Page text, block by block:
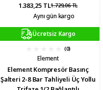
1.383,25 TL1.729,06 TL
Aynı gün kargo
Ücretsiz Kargo
(0)
Element
Element Kompresör Basınç
Şalteri 2-8 Bar Tahliyeli Üç Yollu